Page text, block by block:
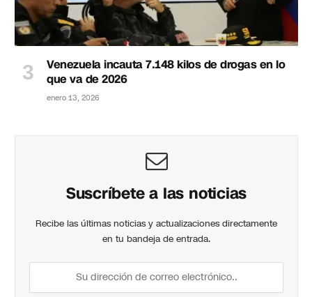
Venezuela incauta 7.148 kilos de drogas en lo
que va de 2026
enero 13, 2026
Suscríbete a las noticias
Recibe las últimas noticias y actualizaciones directamente
en tu bandeja de entrada.